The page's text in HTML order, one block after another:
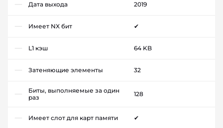
Дата выхода 2019
Имеет NX бит ✔
L1 кэш 64 KB
Затеняющие элементы 32
Биты, выполняемые за один
раз
128
Имеет слот для карт памяти ✔